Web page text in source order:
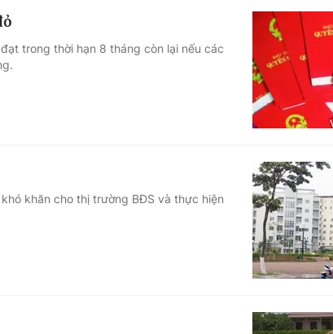
trong thời hạn 8 tháng còn lại nếu các
khăn cho thị trường BĐS và thực hiện